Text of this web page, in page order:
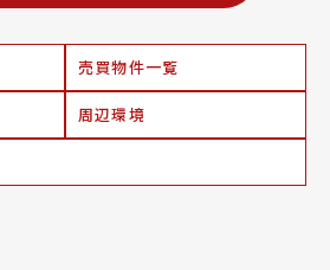
売買物件一覧
周辺環境